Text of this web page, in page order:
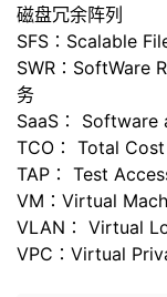
藏
磁盘冗余阵列
SFS∶Scalable
SWR∶SoftWare
务
SaaS∶ Software
TCO∶ Total Cost
TAP∶ Test
VM∶Virtual
VLAN∶ Virtual
VPC∶Virtual